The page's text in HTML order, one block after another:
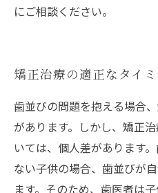
にご相談ください。
矯正治療の適正なタイ
歯並びの問題を抱える場合
があります。しかし、矯正
いては、個人差があります
ない子供の場合、歯並びが
ます。そのため、歯医者は